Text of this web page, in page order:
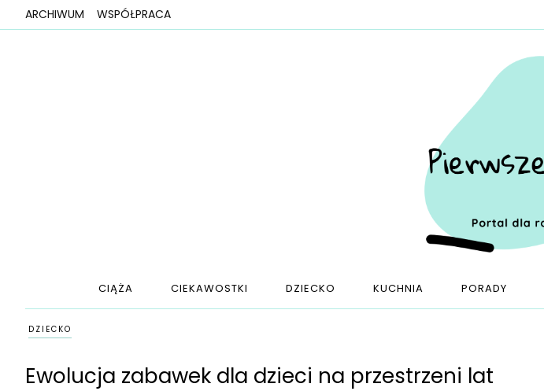
ARCHIWUM WSPÓŁPRACA
CIĄŻA CIEKAWOSTKI DZIECKO KUCHNIA PORADY
DZIECKO
Ewolucja zabawek dla dzieci na przestrzeni lat